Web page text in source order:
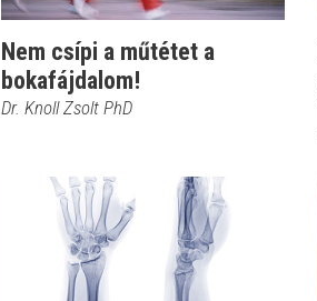
Nem csípi a műtétet a
bokafájdalom!
Dr. Knoll Zsolt PhD